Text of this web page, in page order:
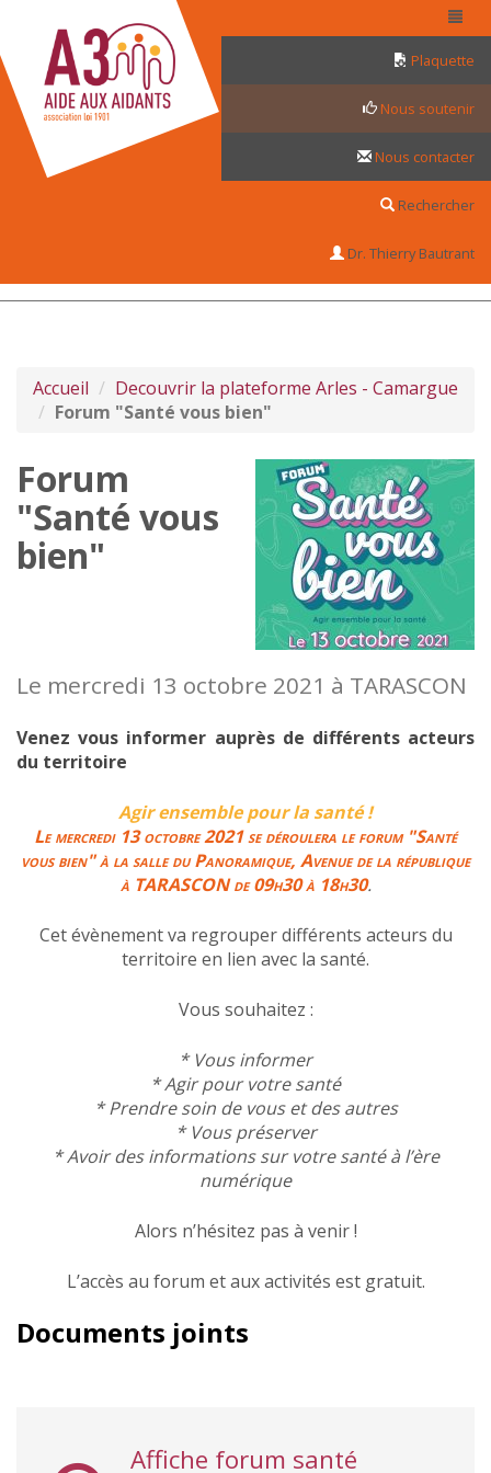
Plaquette
Nous soutenir
Nous contacter
Rechercher
Dr. Thierry Bautrant
Accueil
Decouvrir la plateforme Arles - Camargue
Forum "Santé vous bien"
Forum
"Santé vous
bien"
Le mercredi 13 octobre 2021 à TARASCON
Venez vous informer auprès de différents acteurs
du territoire
Agir ensemble pour la santé !
Le mercredi 13 octobre 2021 se déroulera le forum "Santé
vous bien" à la salle du Panoramique, Avenue de la république
à TARASCON de 09h30 à 18h30.
Cet évènement va regrouper différents acteurs du
territoire en lien avec la santé.
Vous souhaitez :
* Vous informer
* Agir pour votre santé
* Prendre soin de vous et des autres
* Vous préserver
* Avoir des informations sur votre santé à l’ère
numérique
Alors n’hésitez pas à venir !
L’accès au forum et aux activités est gratuit.
Documents joints
Affiche forum santé
Panneau de gestion des cookies